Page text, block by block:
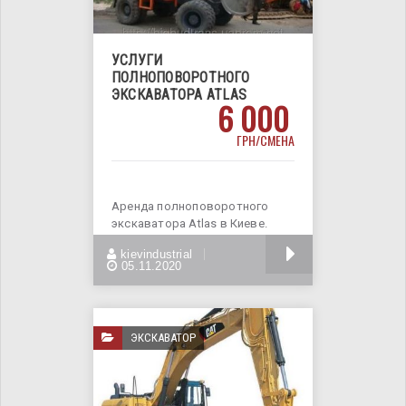
УСЛУГИ
ПОЛНОПОВОРОТНОГО
ЭКСКАВАТОРА ATLAS
6 000
ГРН/СМЕНА
Аренда полноповоротного
экскаватора Atlas в Киеве.
спектр
kievindustrial
05.11.2020
ЭКСКАВАТОР